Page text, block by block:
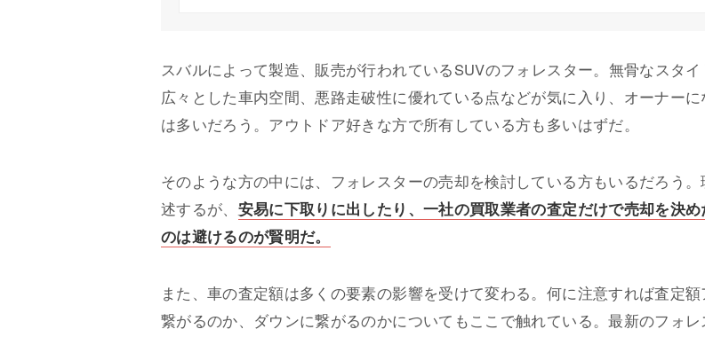
スバルによって製造、販売が行われているSUVのフォレスター。無骨なスタ
広々とした車内空間、悪路走破性に優れている点などが気に入り、オーナー
は多いだろう。アウトドア好きな方で所有している方も多いはずだ。
そのような方の中には、フォレスターの売却を検討している方もいるだろう。
述するが、 安易に下取りに出したり、一社の買取業者の査定だけで売却を決め
のは避けるのが賢明だ。
また、車の査定額は多くの要素の影響を受けて変わる。何に注意すれば査定額
繋がるのか、ダウンに繋がるのかについてもここで触れている。最新のフォ